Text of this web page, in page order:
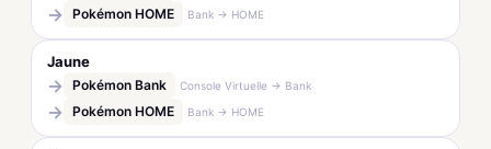
→ Pokémon HOME Bank → HOME
Jaune
→ Pokémon Bank Console Virtuelle → Bank
→ Pokémon HOME Bank → HOME